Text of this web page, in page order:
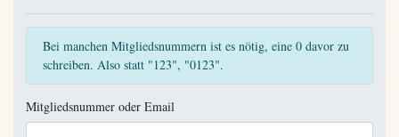
Bei manchen Mitgliedsnummern ist es nötig, eine 0 davor zu
schreiben. Also statt "123", "0123".
Mitgliedsnummer oder Email